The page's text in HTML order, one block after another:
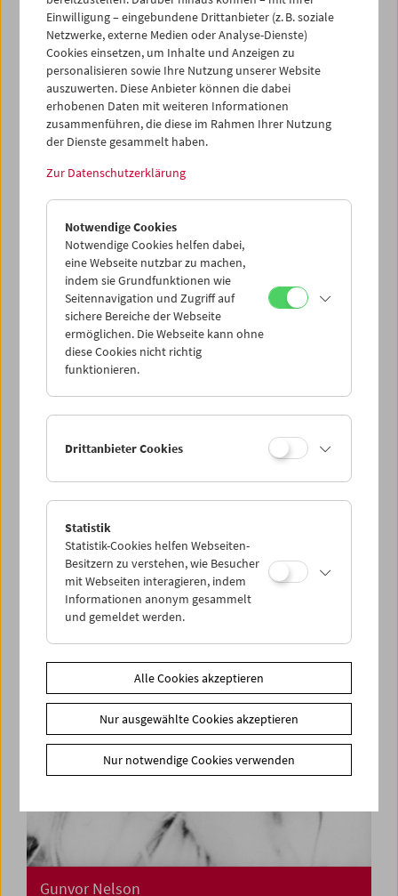
Krieg. Auf den Spuren einer Evolution
Helen Levitt
Gunvor Nelson
Einwilligung – eingebundene Drittanbieter (z. B. soziale
Netzwerke, externe Medien oder Analyse-Dienste)
Cookies einsetzen, um Inhalte und Anzeigen zu
personalisieren sowie Ihre Nutzung unserer Website
auszuwerten. Diese Anbieter können die dabei
erhobenen Daten mit weiteren Informationen
zusammenführen, die diese im Rahmen Ihrer Nutzung
der Dienste gesammelt haben.
Zur Datenschutzerklärung
Notwendige Cookies
Notwendige Cookies helfen dabei,
eine Webseite nutzbar zu machen,
indem sie Grundfunktionen wie
Seitennavigation und Zugriff auf
sichere Bereiche der Webseite
ermöglichen. Die Webseite kann ohne
diese Cookies nicht richtig
funktionieren.
Drittanbieter Cookies
Statistik
Statistik-Cookies helfen Webseiten-
Besitzern zu verstehen, wie Besucher
mit Webseiten interagieren, indem
Informationen anonym gesammelt
und gemeldet werden.
Alle Cookies akzeptieren
Nur ausgewählte Cookies akzeptieren
Nur notwendige Cookies verwenden